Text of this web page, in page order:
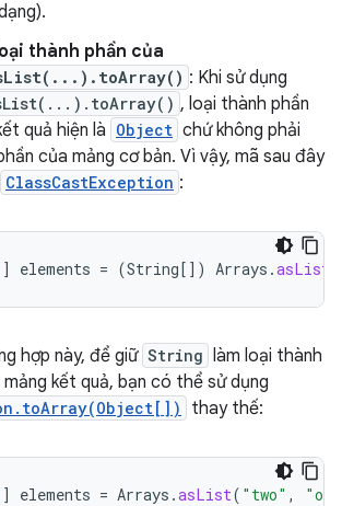
thành phần của
: Khi sử dụng
, loại thành phần
quả hiện là Object chứ không phải
của mảng cơ bản. Vì vậy, mã sau đây
ClassCastException :
elements = (String[] ) Arrays .asList
hợp này, để giữ String làm loại thành
kết quả, bạn có thể sử dụng
thay thế:
elements = Arrays .asList( "two" ,